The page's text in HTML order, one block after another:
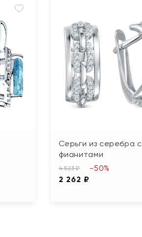
Серьги из серебра с
фианитами
4 523 ₽
2 262 ₽
-50%